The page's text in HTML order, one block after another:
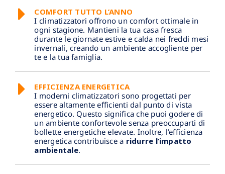
COMFORT TUTTO L’ANNO
I climatizzatori offrono un comfort ottimale in
ogni stagione. Mantieni la tua casa fresca
durante le giornate estive e calda nei freddi mesi
invernali, creando un ambiente accogliente per
te e la tua famiglia.
EFFICIENZA ENERGETICA
I moderni climatizzatori sono progettati per
essere altamente efficienti dal punto di vista
energetico. Questo significa che puoi godere di
un ambiente confortevole senza preoccuparti di
bollette energetiche elevate. Inoltre, l’efficienza
energetica contribuisce a ridurre l’impatto
ambientale.